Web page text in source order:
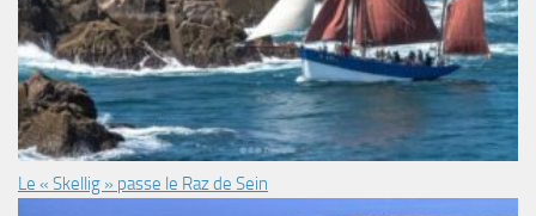
Le « Skellig » passe le Raz de Sein